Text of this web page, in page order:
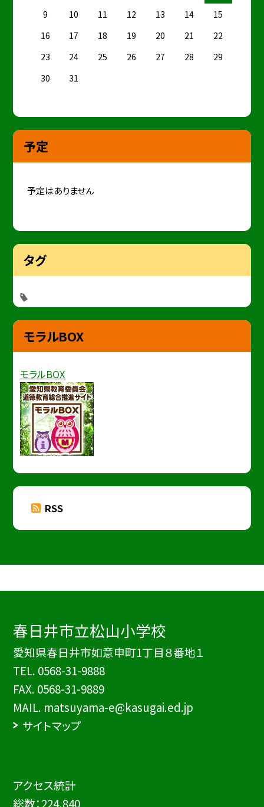
9
10 11 12 13 14
15
16
17 18 19 20 21
22
23
24 25 26 27 28
29
30
31
予定
予定はありません
タグ
モラルBOX
モラルBOX
RSS
春日井市立松山小学校
愛知県春日井市如意申町1丁目８番地１
TEL. 0568-31-9888
FAX. 0568-31-9889
MAIL. matsuyama-e@kasugai.ed.jp
サイトマップ
アクセス統計
総数：224,840